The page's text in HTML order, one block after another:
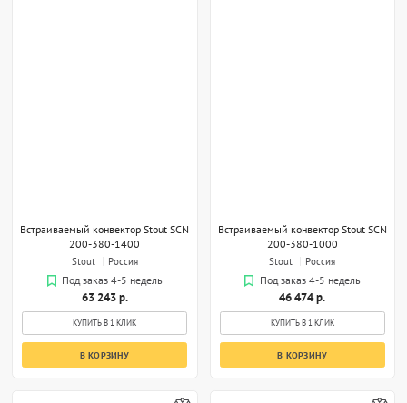
Встраиваемый конвектор Stout SCN
200-380-1400
Stout
Россия
Под заказ 4-5 недель
63 243 р.
КУПИТЬ В 1 КЛИК
В КОРЗИНУ
Встраиваемый конвектор Stout SCN
200-380-1000
Stout
Россия
Под заказ 4-5 недель
46 474 р.
КУПИТЬ В 1 КЛИК
В КОРЗИНУ